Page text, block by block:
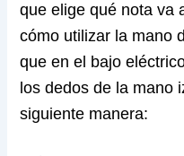
que elige qué nota va
cómo utilizar la mano
que en el bajo
los dedos de la mano
siguiente manera: